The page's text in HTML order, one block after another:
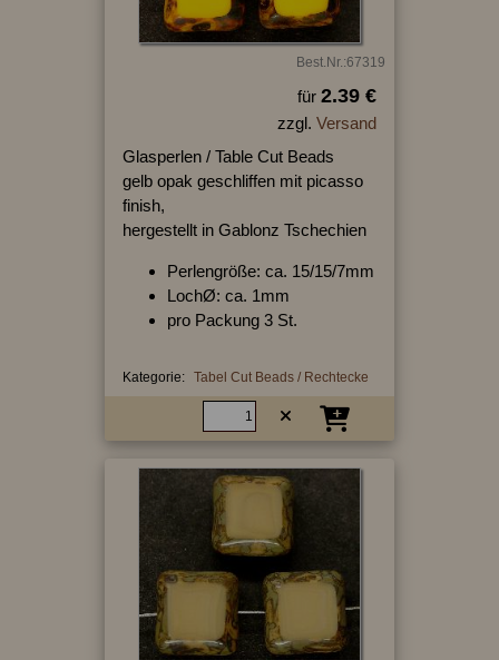
Best.Nr.:67319
für 2.39 €
zzgl. Versand
Glasperlen / Table Cut Beads
gelb opak geschliffen mit picasso
finish,
hergestellt in Gablonz Tschechien
Perlengröße: ca. 15/15/7mm
LochØ: ca. 1mm
pro Packung 3 St.
Kategorie: Tabel Cut Beads / Rechtecke